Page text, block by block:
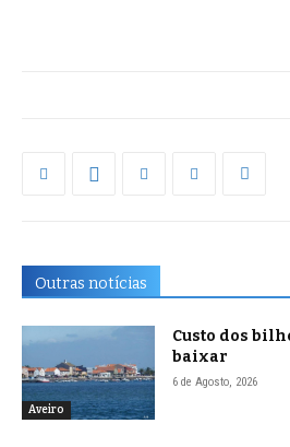
Outras notícias
Aveiro
Custo dos
baixar
6 de Agosto, 2026